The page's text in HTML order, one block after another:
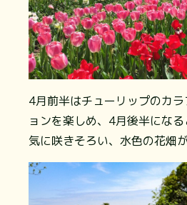
4月前半はチューリップのカ
ョンを楽しめ、4月後半にな
気に咲きそろい、水色の花畑